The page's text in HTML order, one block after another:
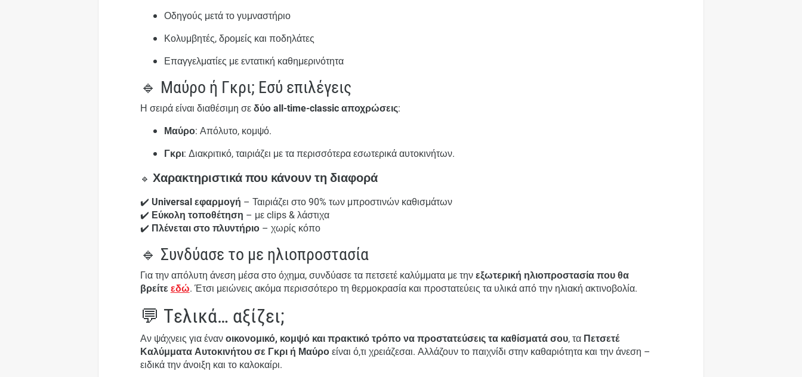
Οδηγούς μετά το γυμναστήριο
Κολυμβητές, δρομείς και ποδηλάτες
Επαγγελματίες με εντατική καθημερινότητα
🔹 Μαύρο ή Γκρι; Εσύ επιλέγεις
Η σειρά είναι διαθέσιμη σεδύο all-time-classic αποχρώσεις:
Μαύρο: Απόλυτο, κομψό.
Γκρι: Διακριτικό, ταιριάζει με τα περισσότερα εσωτερικά αυτοκινήτων.
🔹 Χαρακτηριστικά που κάνουν τη διαφορά
✔️ Universal εφαρμογή – Ταιριάζει στο 90% των μπροστινών καθισμάτων
✔️ Εύκολη τοποθέτηση – με clips & λάστιχα
✔️ Πλένεται στο πλυντήριο– χωρίς κόπο
🔹 Συνδύασε το με ηλιοπροστασία
Για την απόλυτη άνεση μέσα στο όχημα, συνδύασε τα πετσετέ καλύμματα με τηνεξωτερική ηλιοπροστασία που θα
βρείτεεδώ. Έτσι μειώνεις ακόμα περισσότερο τη θερμοκρασία και προστατεύεις τα υλικά από την ηλιακή ακτινοβολία.
💬 Τελικά… αξίζει;
Αν ψάχνεις για ένανοικονομικό, κομψό και πρακτικό τρόπο να προστατεύσεις τα καθίσματά σου, τα Πετσετέ
Καλύμματα Αυτοκινήτου σε Γκρι ή Μαύροείναι ό,τι χρειάζεσαι. Αλλάζουν το παιχνίδι στην καθαριότητα και την άνεση –
ειδικά την άνοιξη και το καλοκαίρι.